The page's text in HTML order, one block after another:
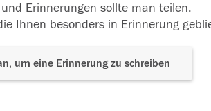
Erinnerungen sollte man teilen.
Ihnen besonders in Erinnerung
um eine Erinnerung zu schreiben